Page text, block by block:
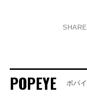
SHARE
POPEYE ポパイ